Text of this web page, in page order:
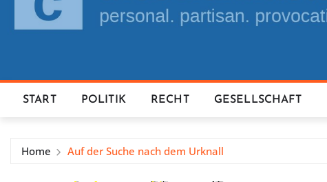
START POLITIK RECHT GESELLSCHAFT
Home Auf der Suche nach dem Urknall